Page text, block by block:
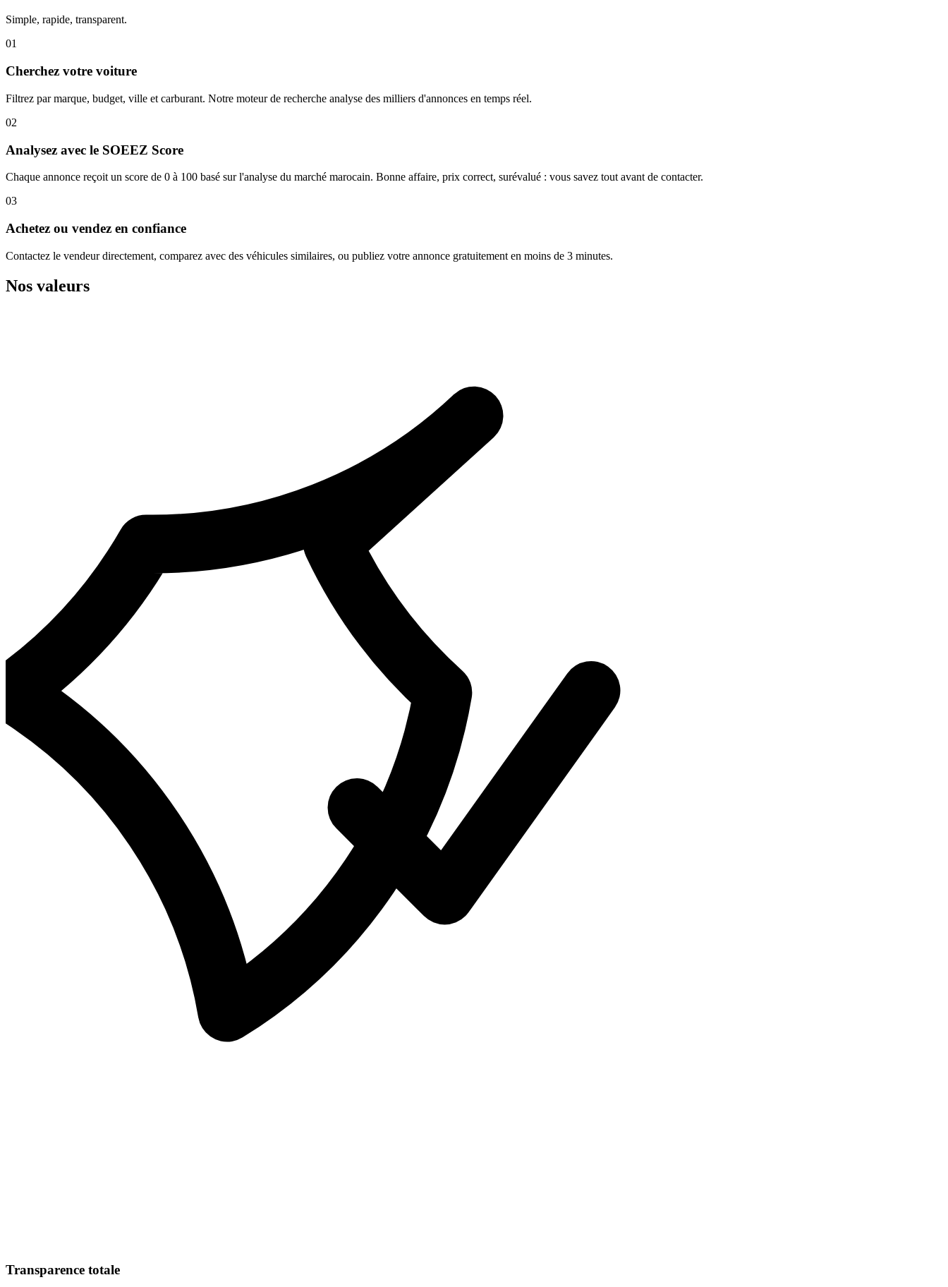
Simple, rapide, transparent.
01
Cherchez votre voiture
Filtrez par marque, budget, ville et carburant. Notre moteur de recherche analyse des milliers d'annonces en temps réel.
02
Analysez avec le SOEEZ Score
Chaque annonce reçoit un score de 0 à 100 basé sur l'analyse du marché marocain. Bonne affaire, prix correct, surévalué : vous savez tout avant de contacter.
03
Achetez ou vendez en confiance
Contactez le vendeur directement, comparez avec des véhicules similaires, ou publiez votre annonce gratuitement en moins de 3 minutes.
Nos valeurs
Transparence totale